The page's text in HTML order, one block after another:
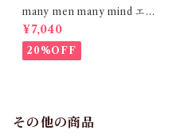
many men many mind エン
ブロイダリー レーヨンシャツ
オフホワイト M2615090
¥7,040
20%OFF
その他の商品